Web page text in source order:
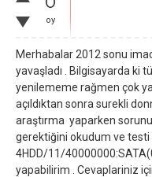
oy
Merhabalar 2012 sonu
yavaşladı . Bilgisayarda ki
yenilememe rağmen çok
açıldıktan sonra surekli
araştırma yaparken
gerektiğini okudum ve testi
4HDD/11/
yapabilirim . Cevaplariniz